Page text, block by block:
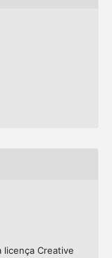
licença Creative